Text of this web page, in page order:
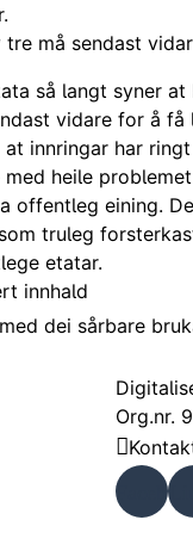
tre må sendast
så langt syner
vidare for å
innringar har
med heile
offentleg eining.
truleg
etatar.
innhald
dei sårbare
Org.nr.
Faceb